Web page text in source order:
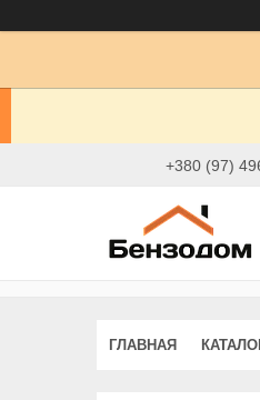
+380 (97)
ГЛАВНАЯ